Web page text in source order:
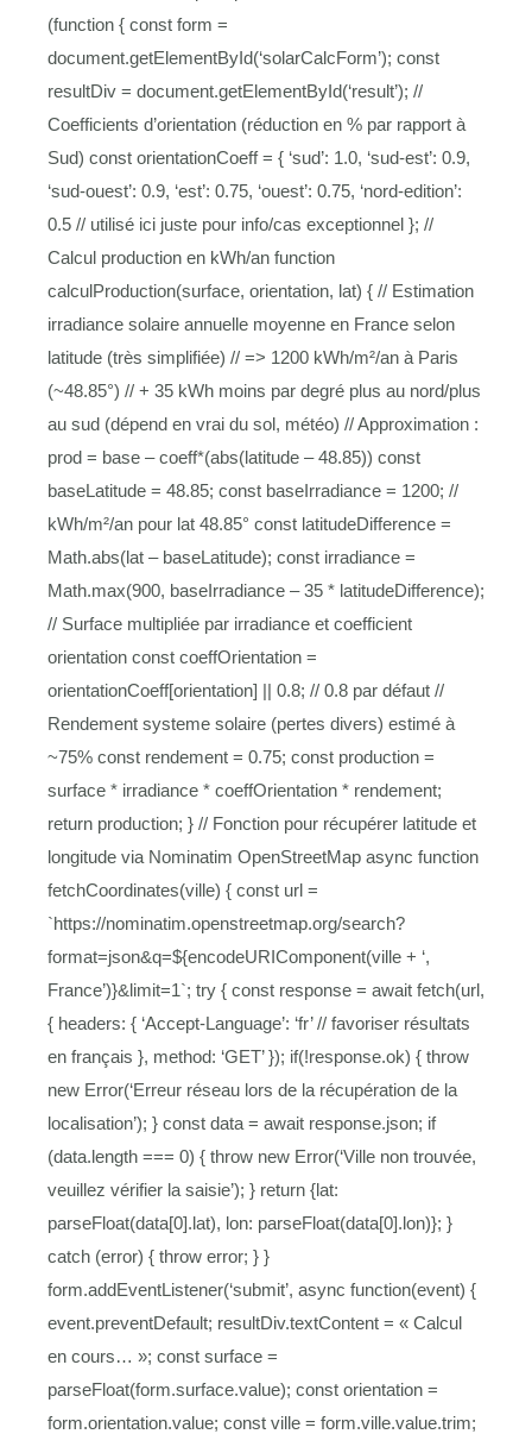
(function { const form =
document.getElementById(‘solarCalcForm’); const
resultDiv = document.getElementById(‘result’); //
Coefficients d’orientation (réduction en % par rapport à
Sud) const orientationCoeff = { ‘sud’: 1.0, ‘sud-est’: 0.9,
‘sud-ouest’: 0.9, ‘est’: 0.75, ‘ouest’: 0.75, ‘nord-edition’:
0.5 // utilisé ici juste pour info/cas exceptionnel }; //
Calcul production en kWh/an function
calculProduction(surface, orientation, lat) { // Estimation
irradiance solaire annuelle moyenne en France selon
latitude (très simplifiée) // => 1200 kWh/m²/an à Paris
(~48.85°) // + 35 kWh moins par degré plus au nord/plus
au sud (dépend en vrai du sol, météo) // Approximation :
prod = base – coeff*(abs(latitude – 48.85)) const
baseLatitude = 48.85; const baseIrradiance = 1200; //
kWh/m²/an pour lat 48.85° const latitudeDifference =
Math.abs(lat – baseLatitude); const irradiance =
Math.max(900, baseIrradiance – 35 * latitudeDifference);
// Surface multipliée par irradiance et coefficient
orientation const coeffOrientation =
orientationCoeff[orientation] || 0.8; // 0.8 par défaut //
Rendement systeme solaire (pertes divers) estimé à
~75% const rendement = 0.75; const production =
surface * irradiance * coeffOrientation * rendement;
return production; } // Fonction pour récupérer latitude et
longitude via Nominatim OpenStreetMap async function
fetchCoordinates(ville) { const url =
`https://nominatim.openstreetmap.org/search?
format=json&q=${encodeURIComponent(ville + ‘,
France’)}&limit=1`; try { const response = await fetch(url,
{ headers: { ‘Accept-Language’: ‘fr’ // favoriser résultats
en français }, method: ‘GET’ }); if(!response.ok) { throw
new Error(‘Erreur réseau lors de la récupération de la
localisation’); } const data = await response.json; if
(data.length === 0) { throw new Error(‘Ville non trouvée,
veuillez vérifier la saisie’); } return {lat:
parseFloat(data[0].lat), lon: parseFloat(data[0].lon)}; }
catch (error) { throw error; } }
form.addEventListener(‘submit’, async function(event) {
event.preventDefault; resultDiv.textContent = « Calcul
en cours… »; const surface =
parseFloat(form.surface.value); const orientation =
form.orientation.value; const ville = form.ville.value.trim;